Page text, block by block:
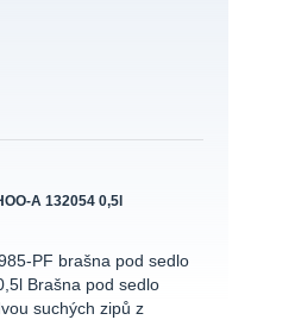
A 132054 0,5l
PF brašna pod sedlo
Brašna pod sedlo
suchých zipů z